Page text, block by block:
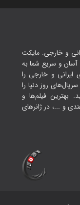
و خارجی. مایکت
آسان و سریع شما به
ایرانی و خارجی را
روز دنیا را
بهترین فیلم‌ها و
و ...، در ژانرهای